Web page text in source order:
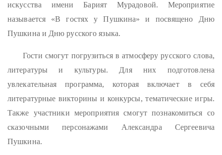
искусства имени Барият Мурадовой. Мероприятие
называется «В гостях у Пушкина» и посвящено Дню
Пушкина и Дню русского языка.
Гости смогут погрузиться в атмосферу русского слова,
литературы и культуры. Для них подготовлена
увлекательная программа, которая включает в себя
литературные викторины и конкурсы, тематические игры.
Также участники мероприятия смогут познакомиться со
сказочными персонажами Александра Сергеевича
Пушкина.